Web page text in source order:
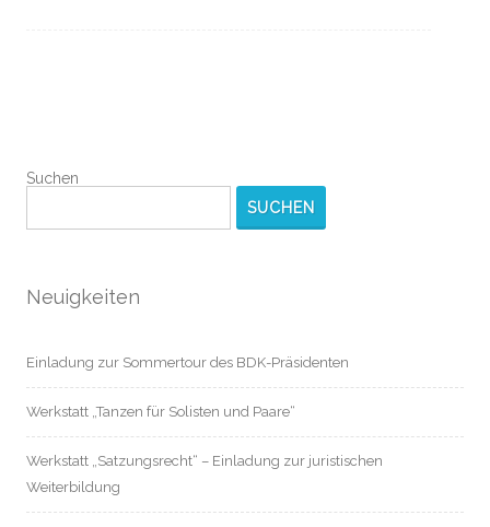
Suchen
SUCHEN
Neuigkeiten
Einladung zur Sommertour des BDK-Präsidenten
Werkstatt „Tanzen für Solisten und Paare“
Werkstatt „Satzungsrecht“ – Einladung zur juristischen
Weiterbildung